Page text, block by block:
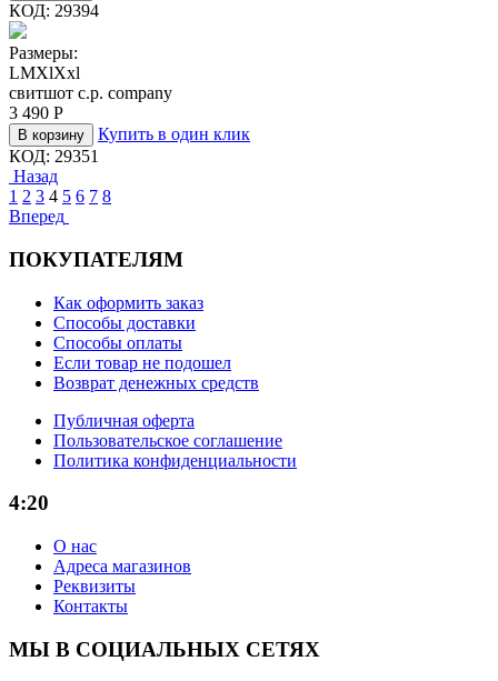
КОД: 29394
Размеры:
LMXlXxl
свитшот c.p. company
3 490 Р
В корзину
Купить в один клик
КОД: 29351
Назад
1 2 3 4 5 6 7 8
Вперед
ПОКУПАТЕЛЯМ
Как оформить заказ
Способы доставки
Способы оплаты
Если товар не подошел
Возврат денежных средств
Публичная оферта
Пользовательское соглашение
Политика конфиденциальности
4:20
О нас
Адреса магазинов
Реквизиты
Контакты
МЫ В СОЦИАЛЬНЫХ СЕТЯХ